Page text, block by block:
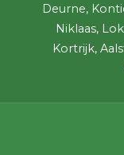
Deurne,
Niklaas,
Kortrijk,